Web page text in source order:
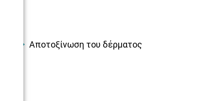
Αποτοξίνωση του δέρματος